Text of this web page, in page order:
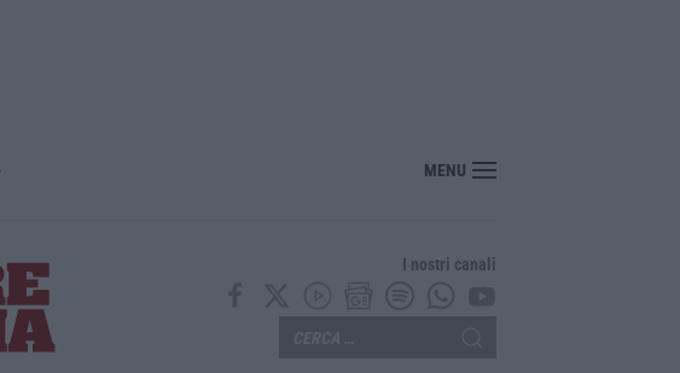
Renzi: «Conte? Sarebbe delittuoso vannaccizzare la coalizione»
MENU
I nostri canali